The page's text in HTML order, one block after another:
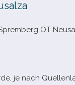
OT
je nach